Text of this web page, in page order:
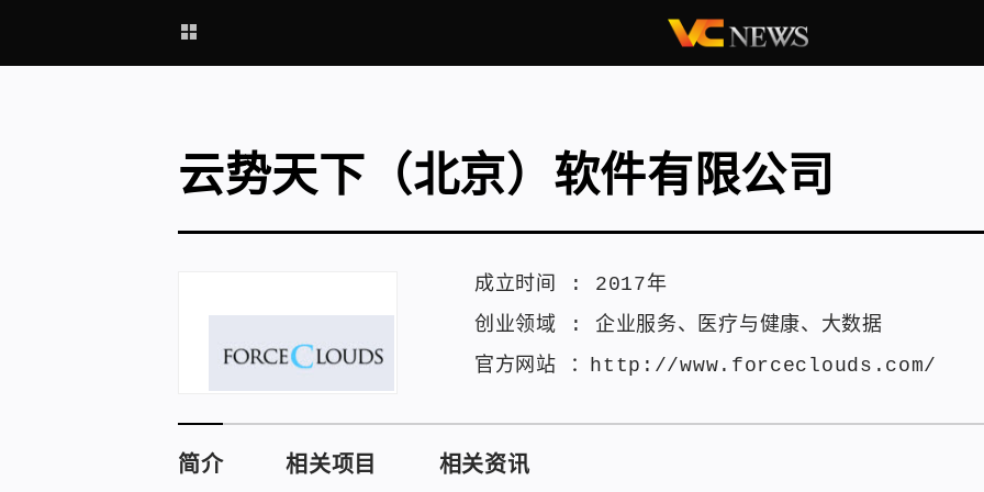
云势天下（北京）软件有限公司
成立时间 : 2017年
创业领域 : 企业服务、 医疗与健康、 大数据
官方网站 ： http://www.forceclouds.com/
简介 相关项目 相关资讯